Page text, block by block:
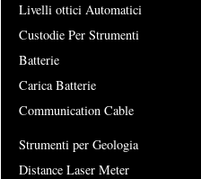
Livelli ottici Automatici
Custodie Per Strumenti
Batterie
Carica Batterie
Communication Cable
Strumenti per Geologia
Distance Laser Meter